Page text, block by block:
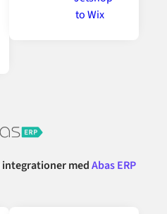
medAbas ERP